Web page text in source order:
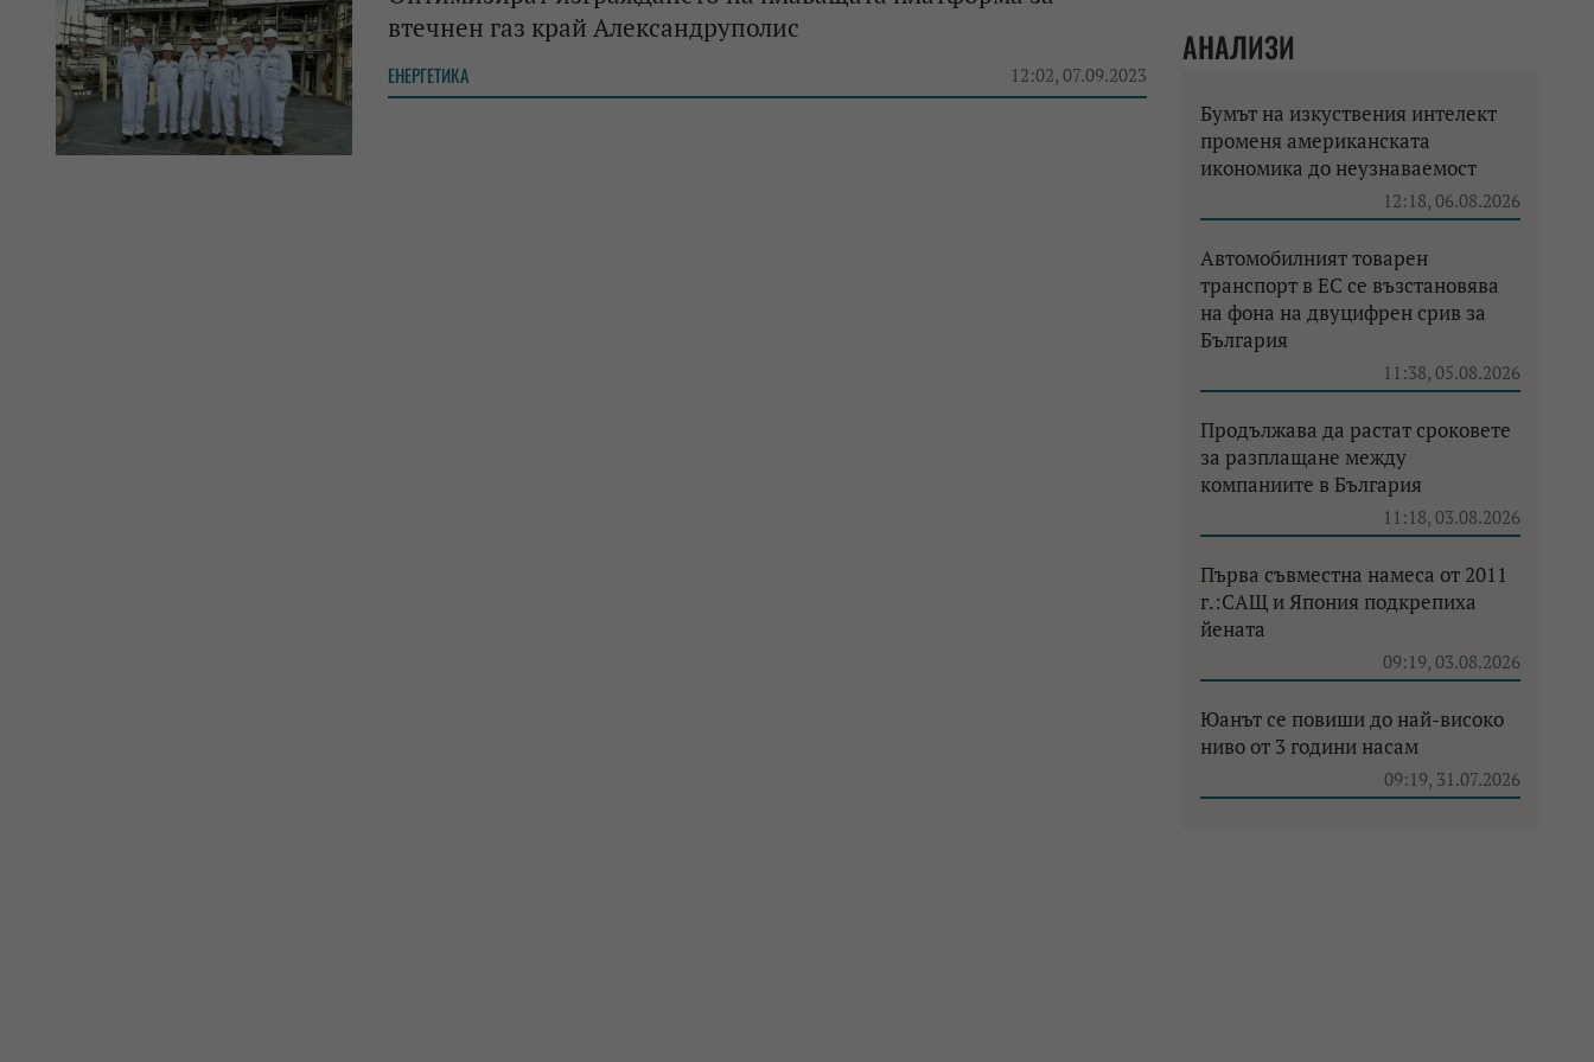
втечнен газ край Александруполис
ЕНЕРГЕТИКА 12:02, 07.09.2023
АНАЛИЗИ
Бумът на изкуствения интелект
променя американската
икономика до неузнаваемост
12:18, 06.08.2026
Автомобилният товарен
транспорт в ЕС се възстановява
на фона на двуцифрен срив за
България
11:38, 05.08.2026
Продължава да растат сроковете
за разплащане между
компаниите в България
11:18, 03.08.2026
Първа съвместна намеса от 2011
г.:САЩ и Япония подкрепиха
йената
09:19, 03.08.2026
Юанът се повиши до най-високо
ниво от 3 години насам
09:19, 31.07.2026